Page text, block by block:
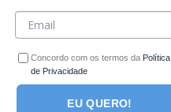
Concordo com os termos da Política
de Privacidade
EU QUERO!